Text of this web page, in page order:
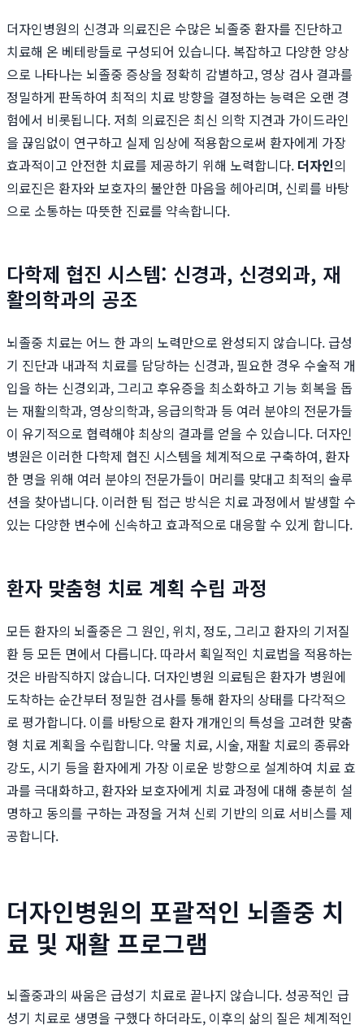
더자인병원의 신경과 의료진은 수많은 뇌졸중 환자를 진단하고
치료해 온 베테랑들로 구성되어 있습니다. 복잡하고 다양한 양상
으로 나타나는 뇌졸중 증상을 정확히 감별하고, 영상 검사 결과를
정밀하게 판독하여 최적의 치료 방향을 결정하는 능력은 오랜 경
험에서 비롯됩니다. 저희 의료진은 최신 의학 지견과 가이드라인
을 끊임없이 연구하고 실제 임상에 적용함으로써 환자에게 가장
효과적이고 안전한 치료를 제공하기 위해 노력합니다. 더자인의
의료진은 환자와 보호자의 불안한 마음을 헤아리며, 신뢰를 바탕
으로 소통하는 따뜻한 진료를 약속합니다.
다학제 협진 시스템: 신경과, 신경외과, 재
활의학과의 공조
뇌졸중 치료는 어느 한 과의 노력만으로 완성되지 않습니다. 급성
기 진단과 내과적 치료를 담당하는 신경과, 필요한 경우 수술적 개
입을 하는 신경외과, 그리고 후유증을 최소화하고 기능 회복을 돕
는 재활의학과, 영상의학과, 응급의학과 등 여러 분야의 전문가들
이 유기적으로 협력해야 최상의 결과를 얻을 수 있습니다. 더자인
병원은 이러한 다학제 협진 시스템을 체계적으로 구축하여, 환자
한 명을 위해 여러 분야의 전문가들이 머리를 맞대고 최적의 솔루
션을 찾아냅니다. 이러한 팀 접근 방식은 치료 과정에서 발생할 수
있는 다양한 변수에 신속하고 효과적으로 대응할 수 있게 합니다.
환자 맞춤형 치료 계획 수립 과정
모든 환자의 뇌졸중은 그 원인, 위치, 정도, 그리고 환자의 기저질
환 등 모든 면에서 다릅니다. 따라서 획일적인 치료법을 적용하는
것은 바람직하지 않습니다. 더자인병원 의료팀은 환자가 병원에
도착하는 순간부터 정밀한 검사를 통해 환자의 상태를 다각적으
로 평가합니다. 이를 바탕으로 환자 개개인의 특성을 고려한 맞춤
형 치료 계획을 수립합니다. 약물 치료, 시술, 재활 치료의 종류와
강도, 시기 등을 환자에게 가장 이로운 방향으로 설계하여 치료 효
과를 극대화하고, 환자와 보호자에게 치료 과정에 대해 충분히 설
명하고 동의를 구하는 과정을 거쳐 신뢰 기반의 의료 서비스를 제
공합니다.
더자인병원의 포괄적인 뇌졸중 치
료 및 재활 프로그램
뇌졸중과의 싸움은 급성기 치료로 끝나지 않습니다. 성공적인 급
성기 치료로 생명을 구했다 하더라도, 이후의 삶의 질은 체계적인